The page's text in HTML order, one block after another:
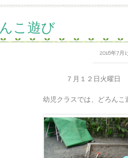
こ遊び
2016年7月
７月１２日火曜日
幼児クラスでは、どろん